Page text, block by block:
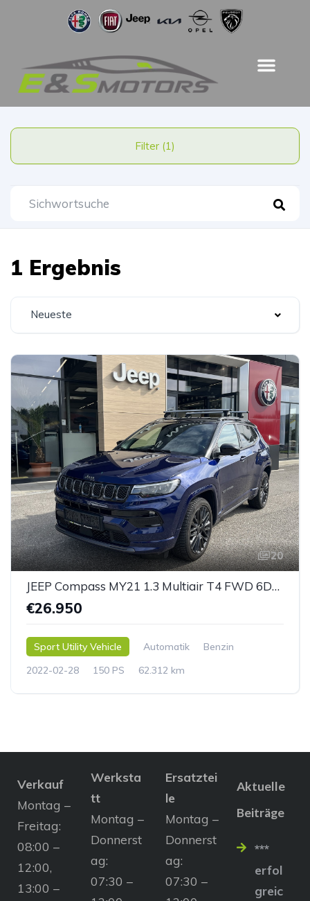
Filter (1)
1 Ergebnis
Neueste
20
JEEP Compass MY21 1.3 Multiair T4 FWD 6DDCT S
€26.950
Sport Utility Vehicle Automatik
Benzin
2022-02-28
150 PS 62.312 km
Verkauf
Montag –
Freitag:
08:00 –
12:00,
13:00 –
Werksta
tt
Montag –
Donnerst
ag:
07:30 –
Ersatztei
le
Montag –
Donnerst
ag:
07:30 –
Aktuelle
Beiträge
***
erfol
greic